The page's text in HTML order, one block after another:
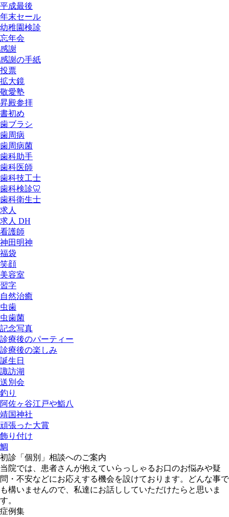
平成最後
年末セール
幼稚園検診
忘年会
感謝
感謝の手紙
投票
拡大鏡
敬愛塾
昇殿参拝
書初め
歯ブラシ
歯周病
歯周病菌
歯科助手
歯科医師
歯科技工士
歯科検診🦷
歯科衛生士
求人
求人 DH
看護師
神田明神
福袋
笑顔
美容室
習字
自然治癒
虫歯
虫歯菌
記念写真
診療後のパーティー
診療後の楽しみ
誕生日
諏訪湖
送別会
釣り
阿佐ヶ谷江戸や鮨八
靖国神社
頑張った大賞
飾り付け
鯛
初診「個別」相談へのご案内
当院では、患者さんが抱えていらっしゃるお口のお悩みや疑
問・不安などにお応えする機会を設けております。どんな事で
も構いませんので、私達にお話ししていただけたらと思いま
す。
症例集